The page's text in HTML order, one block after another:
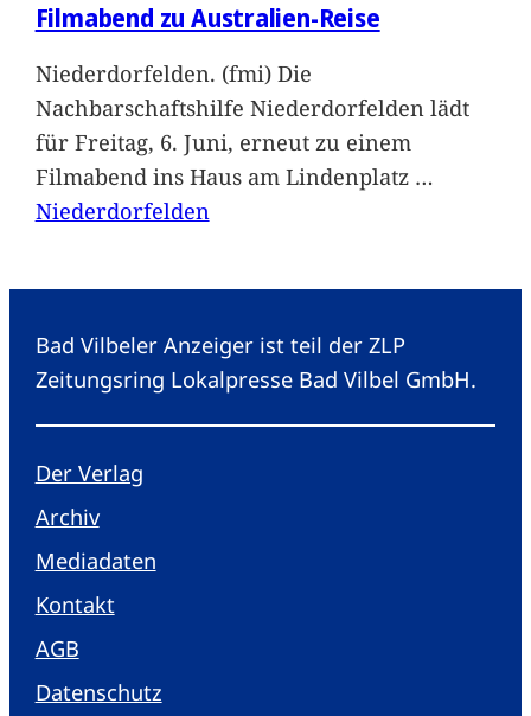
Filmabend zu Australien-Reise
Niederdorfelden. (fmi) Die
Nachbarschaftshilfe Niederdorfelden lädt
für Freitag, 6. Juni, erneut zu einem
Filmabend ins Haus am Lindenplatz …
Niederdorfelden
Bad Vilbeler Anzeiger ist teil der ZLP
Zeitungsring Lokalpresse Bad Vilbel GmbH.
Der Verlag
Archiv
Mediadaten
Kontakt
AGB
Datenschutz